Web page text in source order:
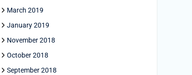
March 2019
January 2019
November 2018
October 2018
September 2018